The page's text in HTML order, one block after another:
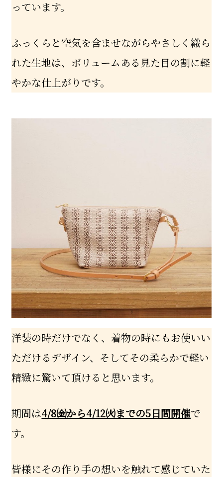
っています。
ふっくらと空気を含ませながらやさしく織ら
れた生地は、ボリュームある見た目の割に軽
やかな仕上がりです。
洋装の時だけでなく、着物の時にもお使いい
ただけるデザイン、そしてその柔らかで軽い
精緻に驚いて頂けると思います。
期間は4/8㈮から4/12㈫までの5日間開催で
す。
皆様にその作り手の想いを触れて感じていた